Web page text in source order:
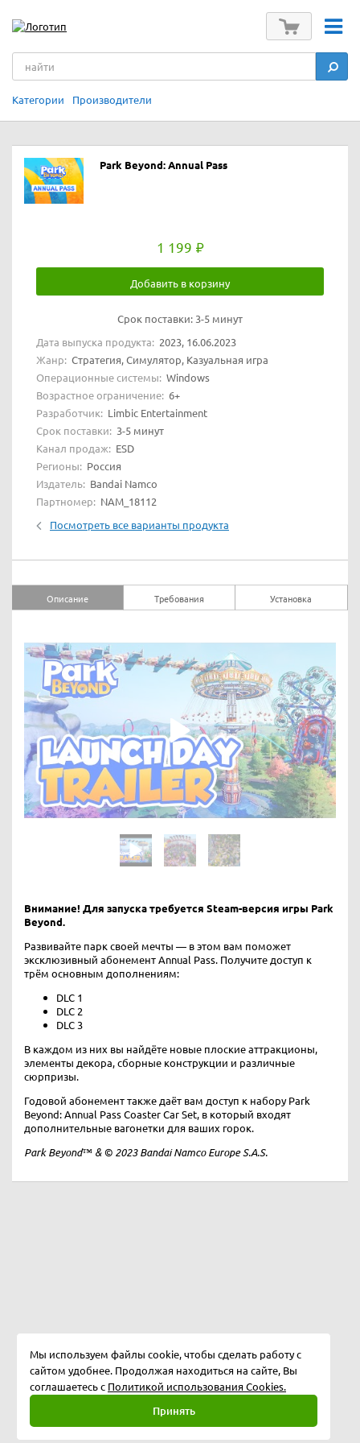
Категории Производители
Park Beyond: Annual Pass
1 199
Добавить в корзину
Срок поставки: 3-5 минут
Дата выпуска продукта: 2023, 16.06.2023
Жанр: Стратегия, Симулятор, Казуальная игра
Операционные системы: Windows
Возрастное ограничение: 6+
Разработчик: Limbic Entertainment
Срок поставки: 3-5 минут
Канал продаж: ESD
Регионы: Россия
Издатель: Bandai Namco
Партномер: NAM_18112
Посмотреть все варианты продукта
Описание Требования Установка
Внимание! Для запуска требуется Steam-версия игры Park
Beyond.
Развивайте парк своей мечты — в этом вам поможет
эксклюзивный абонемент Annual Pass. Получите доступ к
трём основным дополнениям:
DLC 1
DLC 2
DLC 3
В каждом из них вы найдёте новые плоские аттракционы,
элементы декора, сборные конструкции и различные
сюрпризы.
Годовой абонемент также даёт вам доступ к набору Park
Beyond: Annual Pass Coaster Car Set, в который входят
дополнительные вагонетки для ваших горок.
Park Beyond™ & © 2023 Bandai Namco Europe S.A.S.
Мы используем файлы cookie, чтобы сделать работу с
сайтом удобнее. Продолжая находиться на сайте, Вы
соглашаетесь с Политикой использования Cookies.
Принять